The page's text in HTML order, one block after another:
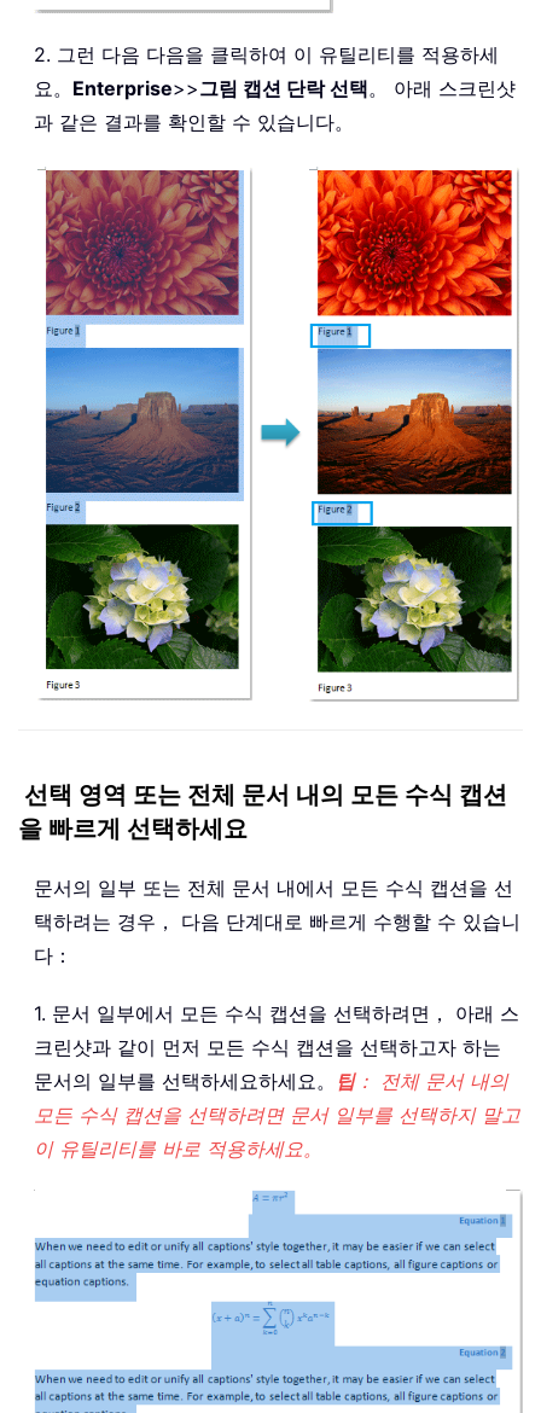
2. 그런 다음 다음을 클릭하여 이 유틸리티를 적용하세
요。 Enterprise>>그림 캡션 단락 선택。 아래 스크린샷
과 같은 결과를 확인할 수 있습니다。
선택 영역 또는 전체 문서 내의 모든 수식 캡션
을 빠르게 선택하세요
문서의 일부 또는 전체 문서 내에서 모든 수식 캡션을 선
택하려는 경우， 다음 단계대로 빠르게 수행할 수 있습니
다：
1. 문서 일부에서 모든 수식 캡션을 선택하려면， 아래 스
크린샷과 같이 먼저 모든 수식 캡션을 선택하고자 하는
문서의 일부를 선택하세요하세요。
팁： 전체 문서 내의
모든 수식 캡션을 선택하려면 문서 일부를 선택하지 말고
이 유틸리티를 바로 적용하세요。